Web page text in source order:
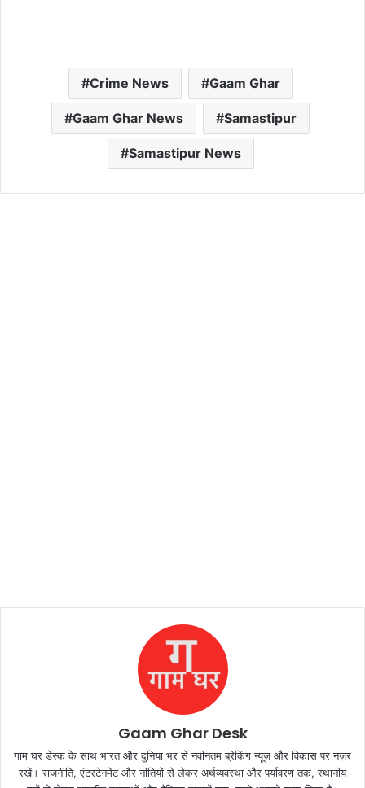
Crime News Gaam Ghar
Gaam Ghar News Samastipur
Samastipur News
Gaam Ghar Desk
गाम घर डेस्क के साथ भारत और दुनिया भर से नवीनतम ब्रेकिंग न्यूज़ और विकास पर नज़र
रखें। राजनीति, एंटरटेनमेंट और नीतियों से लेकर अर्थव्यवस्था और पर्यावरण तक, स्थानीय